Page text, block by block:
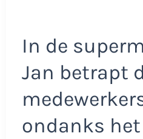
In de
Jan betrapt
ondanks